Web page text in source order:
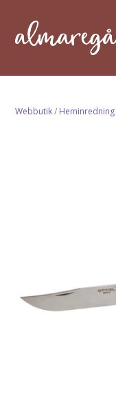
Webbutik/ Heminredning